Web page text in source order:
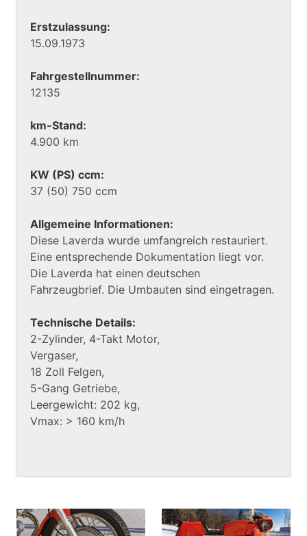
Erstzulassung:
15.09.1973
Fahrgestellnummer:
12135
km-Stand:
4.900 km
KW (PS) ccm:
37 (50) 750 ccm
Allgemeine Informationen:
Diese Laverda wurde umfangreich restauriert.
Eine entsprechende Dokumentation liegt vor.
Die Laverda hat einen deutschen
Fahrzeugbrief. Die Umbauten sind eingetragen.
Technische Details:
2-Zylinder, 4-Takt Motor,
Vergaser,
18 Zoll Felgen,
5-Gang Getriebe,
Leergewicht: 202 kg,
Vmax: > 160 km/h